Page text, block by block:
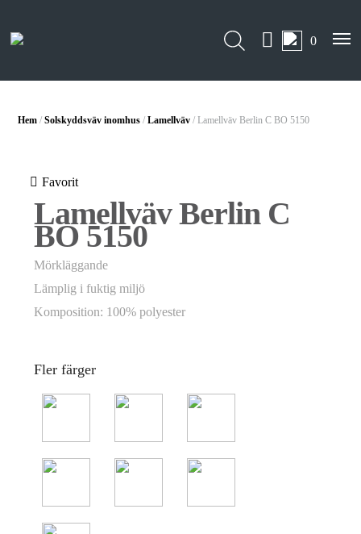
0
Hem /Solskyddsväv inomhus /Lamellväv / Lamellväv Berlin C BO 5150
Favorit
Lamellväv Berlin C
BO 5150
Mörkläggande
Lämplig i fuktig miljö
Komposition: 100% polyester
Fler färger